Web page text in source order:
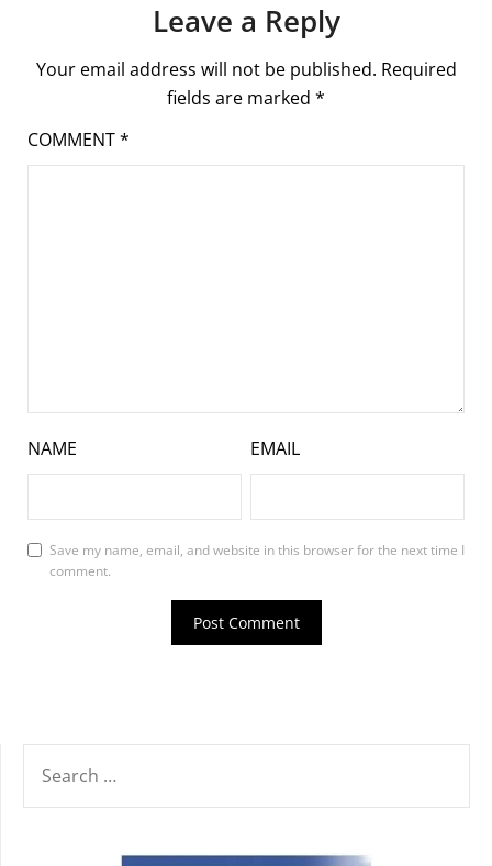
Leave a Reply
Your email address will not be published. Required
fields are marked *
COMMENT*
NAME EMAIL
Save my name, email, and website in this browser for the next time I
comment.
FOR: